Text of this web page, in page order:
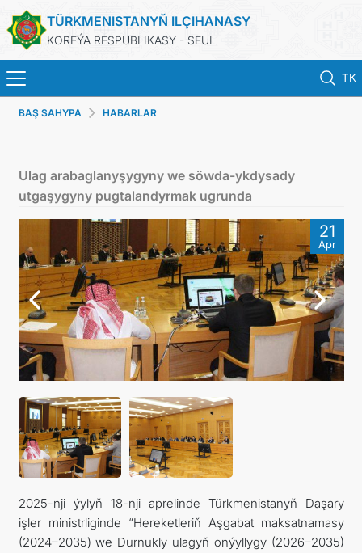
TÜRKMENISTANYŇ ILÇIHANASY
KOREÝA RESPUBLIKASY - SEUL
TK
BAŞ SAHYPA
KONSULLYK HYZMATLARY
ONLAÝN KONSULLYK HASABA DURMAK
TÜRKMENISTAN
ARAGATNAŞYK
SYÝAHATÇYLYK
BAŞ SAHYPA HABARLAR
Ulag arabaglanyşygyny we söwda-ykdysady
utgaşygyny pugtalandyrmak ugrunda
21
Apr
2025-nji ýylyň 18-nji aprelinde Türkmenistanyň Daşary
işler ministrliginde “Hereketleriň Aşgabat maksatnamasy
(2024–2035) we Durnukly ulagyň onýyllygy (2026–2035)